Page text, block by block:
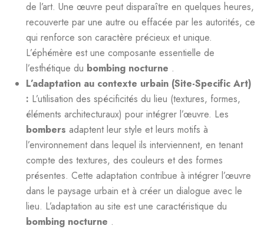
de l’art. Une œuvre peut disparaître en quelques heures,
recouverte par une autre ou effacée par les autorités, ce
qui renforce son caractère précieux et unique.
L’éphémère est une composante essentielle de
l’esthétique du bombing nocturne .
L’adaptation au contexte urbain (Site-Specific Art)
: L’utilisation des spécificités du lieu (textures, formes,
éléments architecturaux) pour intégrer l’œuvre. Les
bombers adaptent leur style et leurs motifs à
l’environnement dans lequel ils interviennent, en tenant
compte des textures, des couleurs et des formes
présentes. Cette adaptation contribue à intégrer l’œuvre
dans le paysage urbain et à créer un dialogue avec le
lieu. L’adaptation au site est une caractéristique du
bombing nocturne .